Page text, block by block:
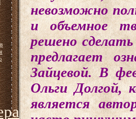
невозможно
и объемное
решено
предлагает
Зайцевой. В
Ольги Долгой,
является